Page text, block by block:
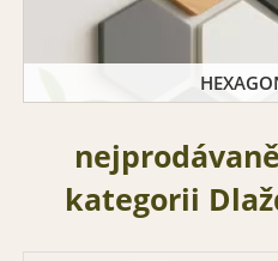
kategorii